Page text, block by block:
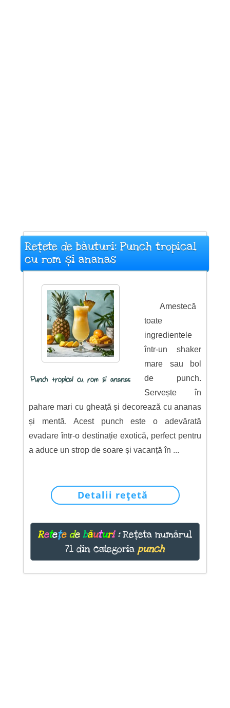
Rețete de băuturi: Punch tropical
cu rom și ananas
Punch tropical cu rom și ananas
Amestecă
toate
ingredientele
într-un shaker
mare sau bol
de punch.
Servește în
pahare mari cu gheață și decorează cu ananas
și mentă. Acest punch este o adevărată
evadare într-o destinație exotică, perfect pentru
a aduce un strop de soare și vacanță în ...
Detalii rețetă
Retețe de băuturi :Rețeta numărul
71 din categoriapunch